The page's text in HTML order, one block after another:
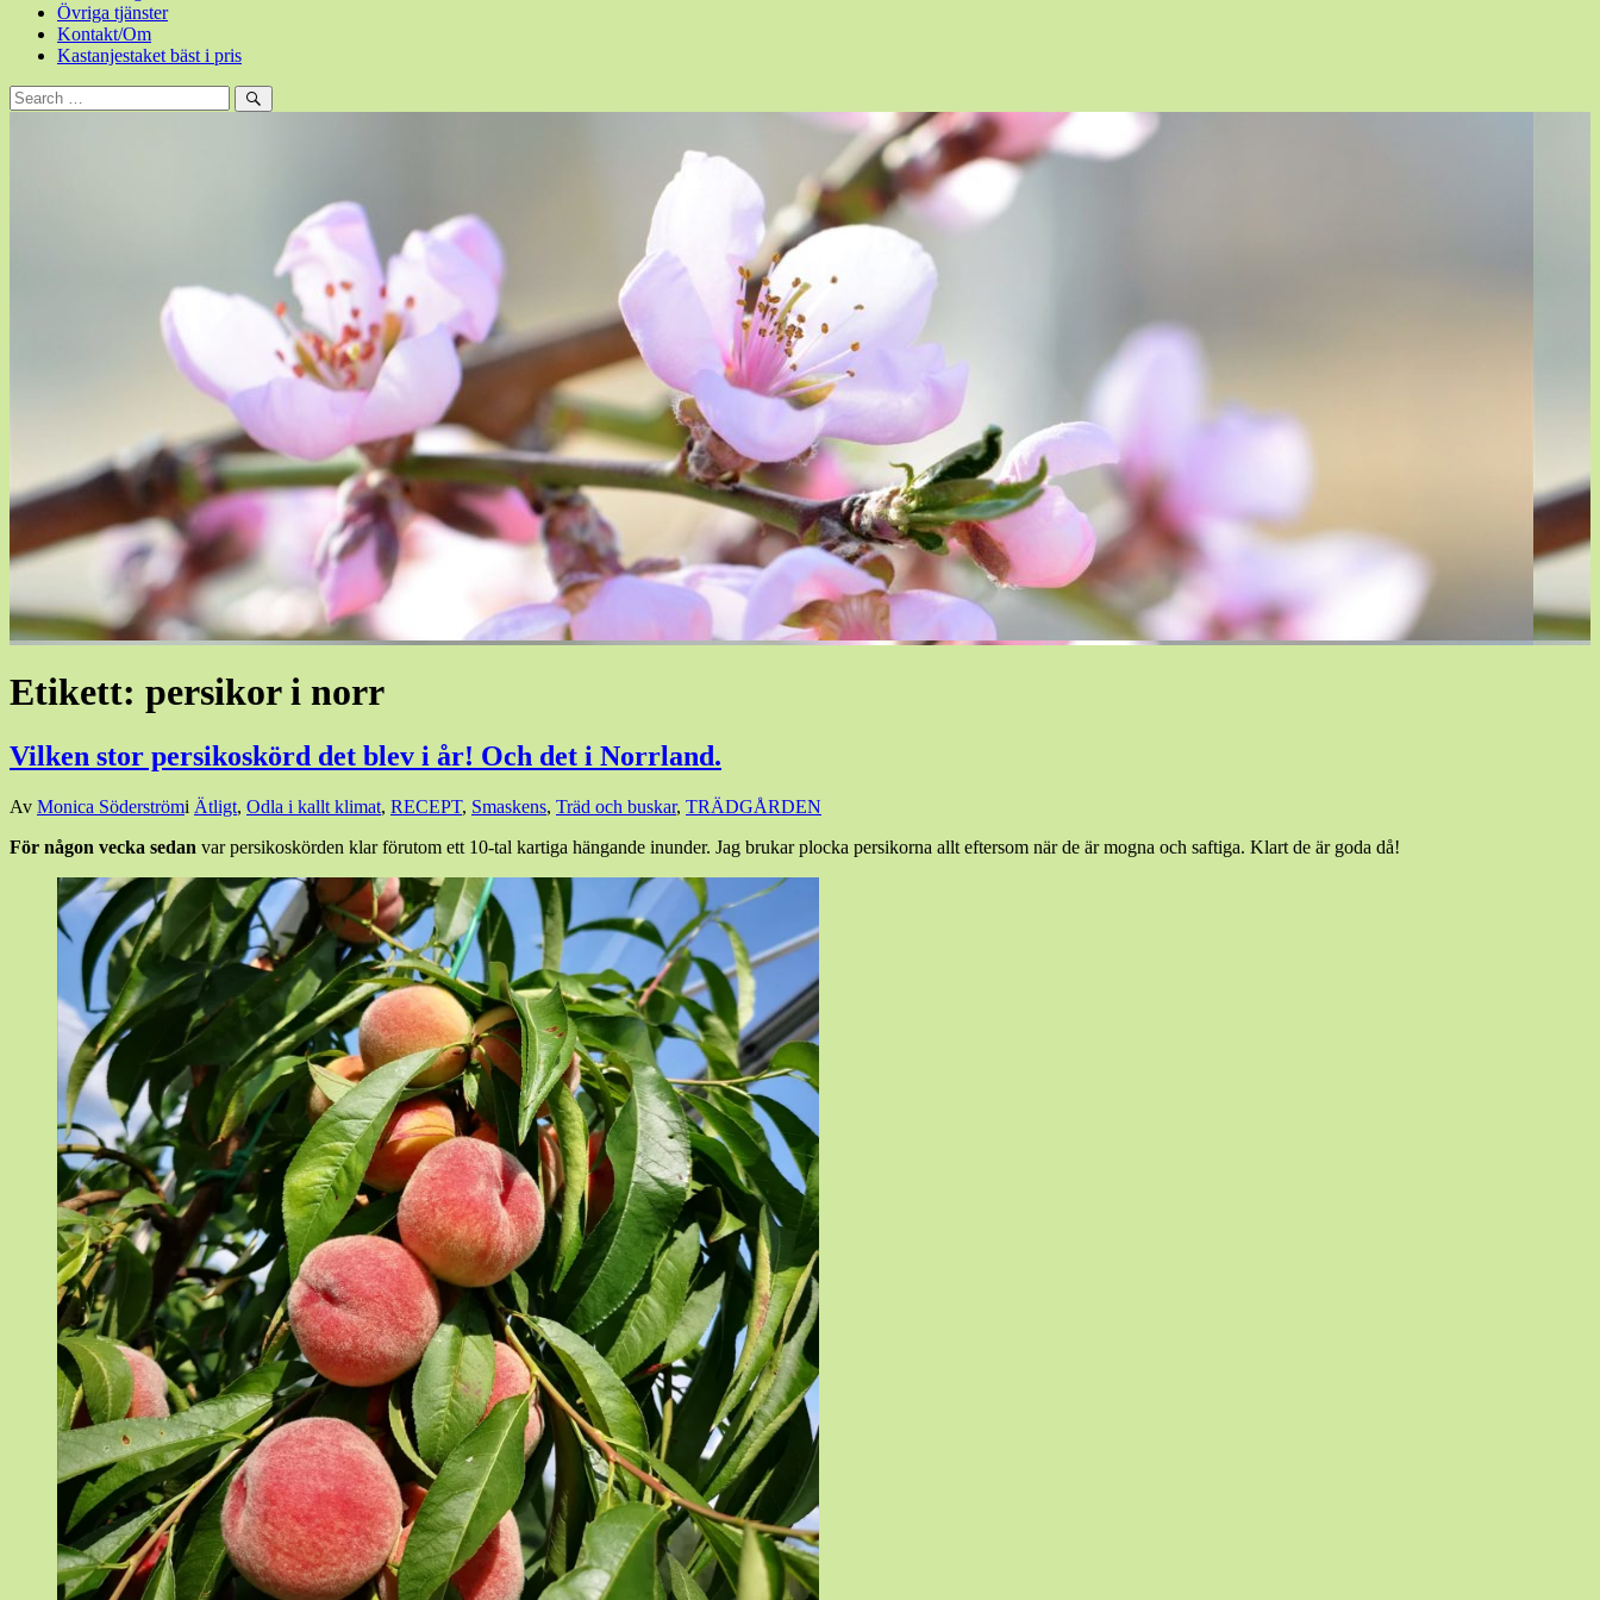
Övriga tjänster
Kontakt/Om
Kastanjestaket bäst i pris
Sök
efter:
Sök
Etikett: persikor i norr
Vilken stor persikoskörd det blev i år! Och det i Norrland.
Den
augusti,
augusti,
Av Monica Söderströmi Ätligt, Odla i kallt klimat, RECEPT, Smaskens, Träd och buskar, TRÄDGÅRDEN
För någon vecka sedan var persikoskörden klar förutom ett 10-tal kartiga hängande inunder. Jag brukar plocka persikorna allt eftersom när de är mogna och saftiga. Klart de är goda då!